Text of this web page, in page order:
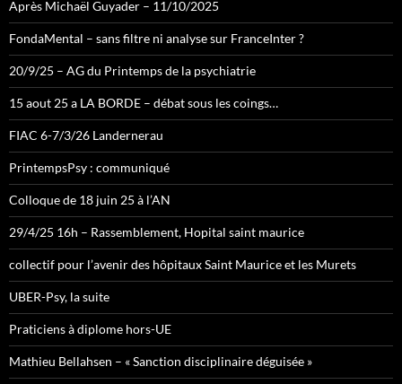
Après Michaël Guyader – 11/10/2025
FondaMental – sans filtre ni analyse sur FranceInter ?
20/9/25 – AG du Printemps de la psychiatrie
15 aout 25 a LA BORDE – débat sous les coings…
FIAC 6-7/3/26 Landernerau
PrintempsPsy : communiqué
Colloque de 18 juin 25 à l’AN
29/4/25 16h – Rassemblement, Hopital saint maurice
collectif pour l’avenir des hôpitaux Saint Maurice et les Murets
UBER-Psy, la suite
Praticiens à diplome hors-UE
Mathieu Bellahsen – « Sanction disciplinaire déguisée »